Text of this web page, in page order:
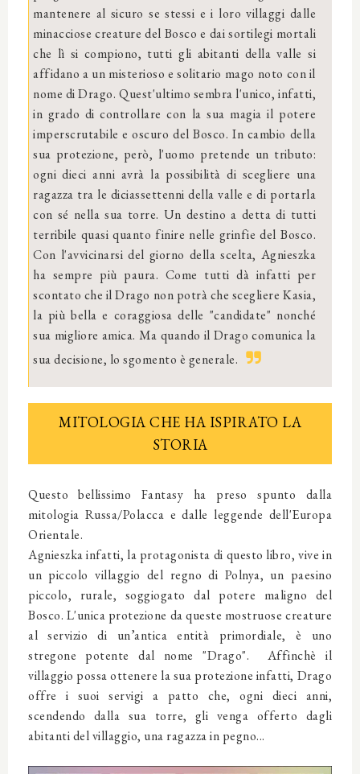
mantenere al sicuro se stessi e i loro villaggi dalle
minacciose creature del Bosco e dai sortilegi mortali
che lì si compiono, tutti gli abitanti della valle si
affidano a un misterioso e solitario mago noto con il
nome di Drago. Quest'ultimo sembra l'unico, infatti,
in grado di controllare con la sua magia il potere
imperscrutabile e oscuro del Bosco. In cambio della
sua protezione, però, l'uomo pretende un tributo:
ogni dieci anni avrà la possibilità di scegliere una
ragazza tra le diciassettenni della valle e di portarla
con sé nella sua torre. Un destino a detta di tutti
terribile quasi quanto finire nelle grinfie del Bosco.
Con l'avvicinarsi del giorno della scelta, Agnieszka
ha sempre più paura. Come tutti dà infatti per
scontato che il Drago non potrà che scegliere Kasia,
la più bella e coraggiosa delle "candidate" nonché
sua migliore amica. Ma quando il Drago comunica la
sua decisione, lo sgomento è generale.
MITOLOGIA CHE HA ISPIRATO LA
STORIA
Questo bellissimo Fantasy ha preso spunto dalla
mitologia Russa/Polacca e dalle leggende dell'Europa
Orientale.
Agnieszka infatti, la protagonista di questo libro, vive in
un piccolo villaggio del regno di Polnya, un paesino
piccolo, rurale, soggiogato dal potere maligno del
Bosco. L'unica protezione da queste mostruose creature
al servizio di un’antica entità primordiale, è uno
stregone potente dal nome "Drago". Affinchè il
villaggio possa ottenere la sua protezione infatti, Drago
offre i suoi servigi a patto che, ogni dieci anni,
scendendo dalla sua torre, gli venga offerto dagli
abitanti del villaggio, una ragazza in pegno...